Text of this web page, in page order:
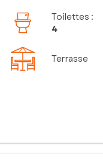
Toilettes :
4
Terrasse